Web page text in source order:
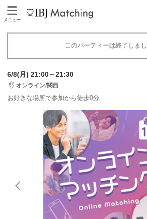
メニュー
このパーティーは終了しま
6/8(月) 21:00～21:30
オンライン/関西
お好きな場所で参加から徒歩0分